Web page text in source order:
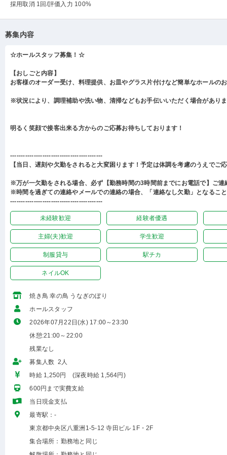
採用取消 1回 /評価入力 100%
募集内容
☆ホールスタッフ募集！☆
【おしごと内容】
お客様のオーダー受け、料理提供、お皿やグラス片付けなど簡単なホールの
※状況により、調理補助や洗い物、清掃などもお手伝いいただく場合があり
明るく笑顔で接客出来る方からのご応募お待ちしております！
-------------------------------------------
【当日、遅刻や欠勤をされると大変困ります！予定は体調を考慮のうえでご
※万が一欠勤をされる場合、必ず【勤務時間の3時間前までにお電話で】ご連
※時間を過ぎての連絡やメールでの連絡の場合、「連絡なし欠勤」となるこ
-------------------------------------------
未経験歓迎 経験者優遇
主婦(夫)歓迎 学生歓迎
制服貸与 駅チカ
ネイルOK
焼き鳥 幸の鳥 うなぎのぼり
ホールスタッフ
2026年07月22日(水) 17:00～23:30
休憩:21:00～22:00
残業なし
募集人数 2人
時給 1,250円 (深夜時給 1,564円)
600円まで実費支給
当日現金支払
最寄駅：-
東京都中央区八重洲1-5-12 寺田ビル 1F・2F
集合場所：勤務地と同じ